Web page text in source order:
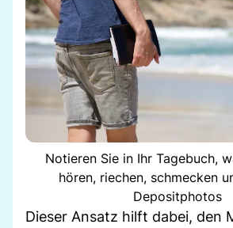
Notieren Sie in Ihr Tagebuch,
hören, riechen, schmecken
Depositphotos
Dieser Ansatz hilft dabei, den